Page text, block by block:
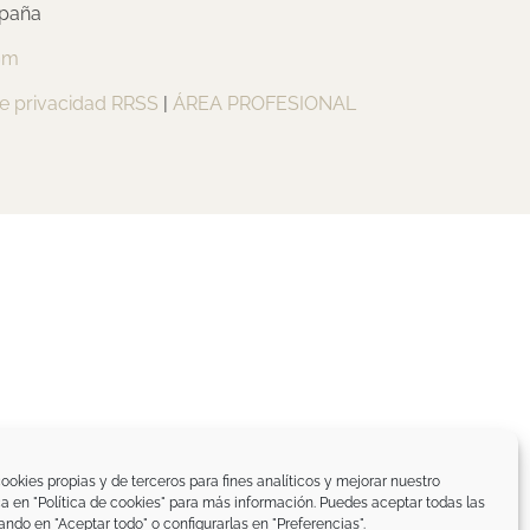
propias y de terceros para fines analíticos y mejorar nuestro
en "Política de cookies" para más información. Puedes aceptar todas las
en "Aceptar todo" o configurarlas en "Preferencias".
privacidad RRSS | ÁREA PROFESIONAL